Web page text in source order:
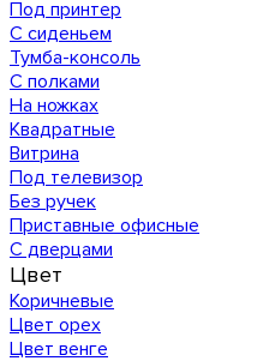
Под принтер
С сиденьем
Тумба-консоль
С полками
На ножках
Квадратные
Витрина
Под телевизор
Без ручек
Приставные офисные
С дверцами
Цвет
Коричневые
Цвет орех
Цвет венге